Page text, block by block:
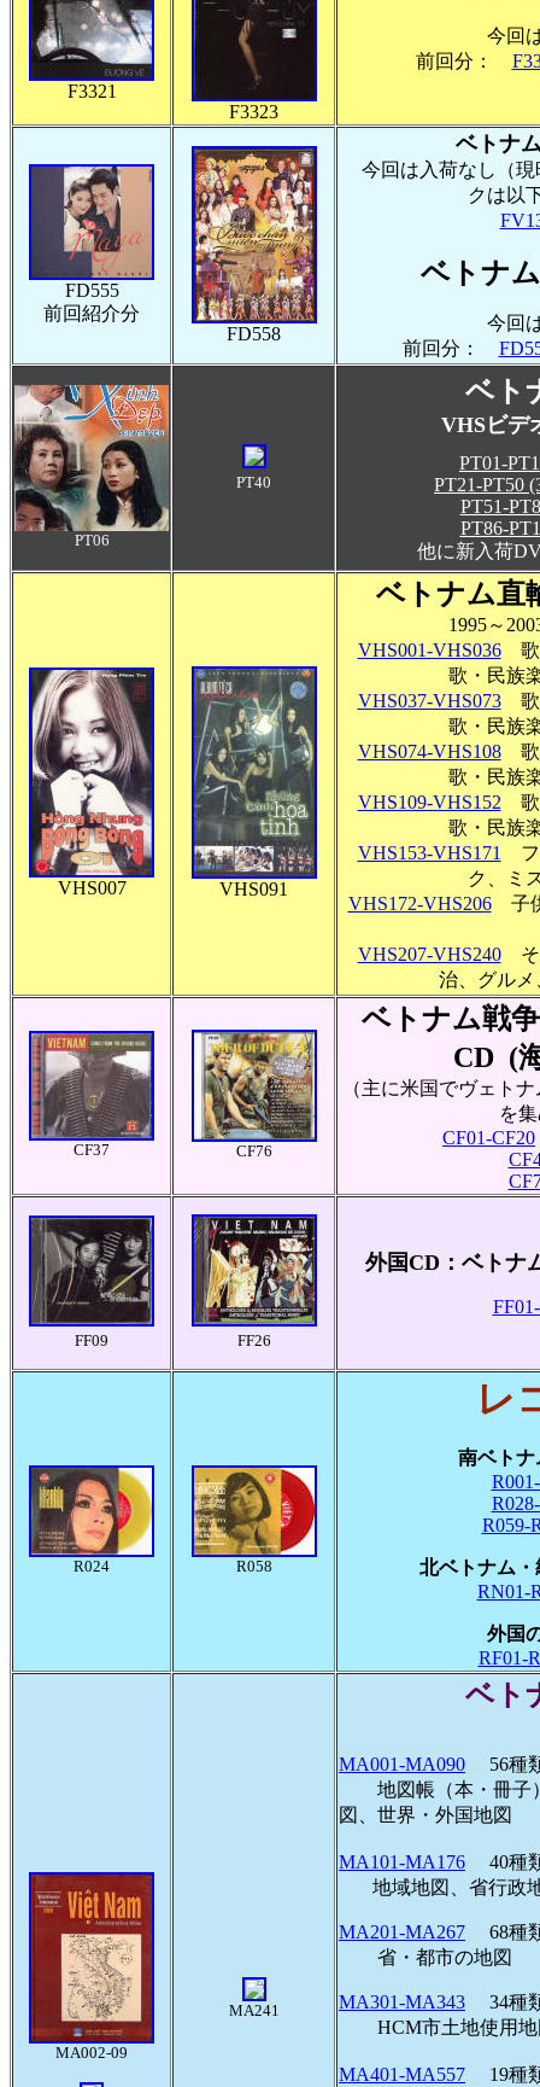
F3321
F3323
今回
前回分：
FD555
前回紹介分
FD558
ベトナ
今回は入荷なし（現
クは以
ベトナ
今回
前回分：
PT06
PT40
ベ
VHSビデ
PT01-
PT21-PT50
PT51-
PT86-
他に新入荷
VHS007 VHS091
ベトナム直
1995～
VHS001-VHS036歌
歌・民族
VHS037-VHS073歌
歌・民族
VHS074-VHS108歌
歌・民族
VHS109-VHS152 歌
歌・民族
VHS153-VHS171
フ
ク、ミ
VHS172-VHS206子供
VHS207-VHS240そ
治、グル
CF37 CF76
ベトナム戦
CD (
（主に米国でヴェト
を
CF01-CF20
FF09 FF26
外国CD：ベトナ
R024 R058
レ
南ベトナ
R059-
北ベトナム
RN01-
外国
RF01-
MA002-09
MA241
ベト
MA001-MA090 56種
地図帳（本・冊子
図、世界・外国地図
MA101-MA176 40
地域地図、省行政
MA201-MA267 68
省・都市の地図
MA301-MA343 34
HCM市土地使用地
MA401-MA557 19